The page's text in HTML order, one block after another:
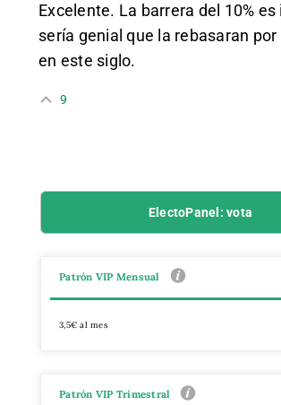
Excelente. La barrera del 10%
sería genial que la rebasaran
en este siglo.
9
ElectoPanel: vota
Patrón VIP Mensual
3,5€ al mes
Patrón VIP Trimestral